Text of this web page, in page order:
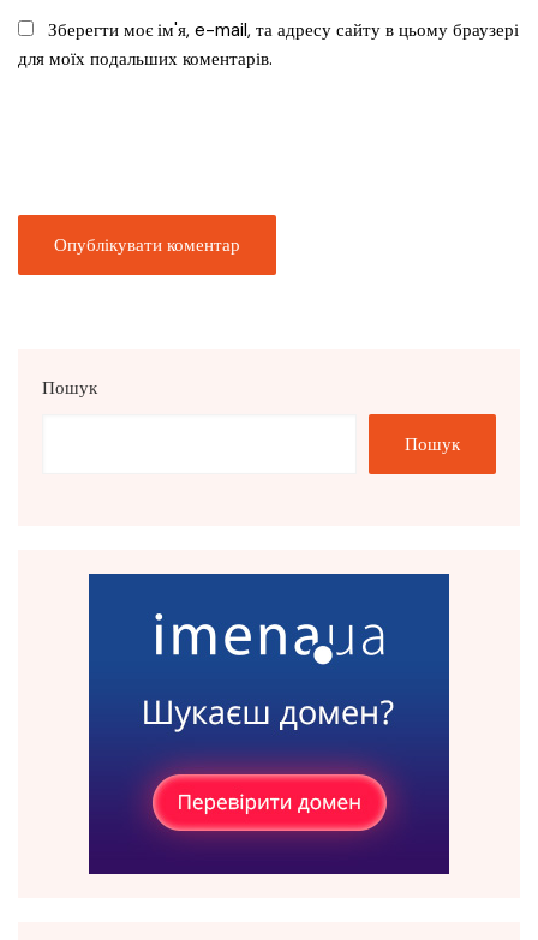
Зберегти моє ім'я, e-mail, та адресу сайту в цьому браузері
для моїх подальших коментарів.
Пошук
Пошук